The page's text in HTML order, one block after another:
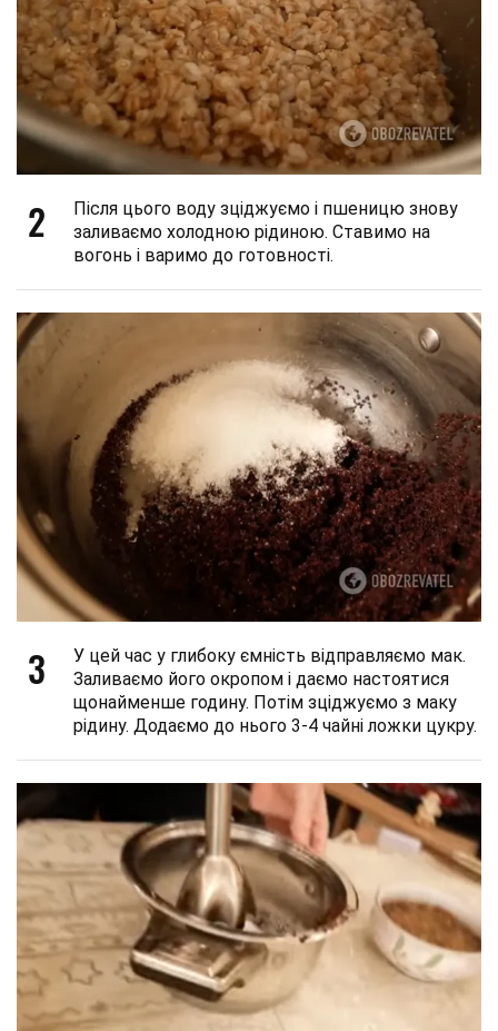
2
Після цього воду зціджуємо і пшеницю знову
заливаємо холодною рідиною. Ставимо на
вогонь і варимо до готовності.
3
У цей час у глибоку ємність відправляємо мак.
Заливаємо його окропом і даємо настоятися
щонайменше годину. Потім зціджуємо з маку
рідину. Додаємо до нього 3-4 чайні ложки цукру.